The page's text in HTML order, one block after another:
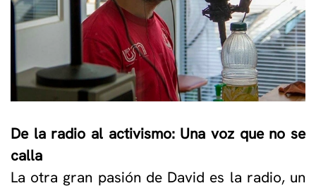
De la radio al activismo: Una voz que no se
calla
La otra gran pasión de David es la radio, un